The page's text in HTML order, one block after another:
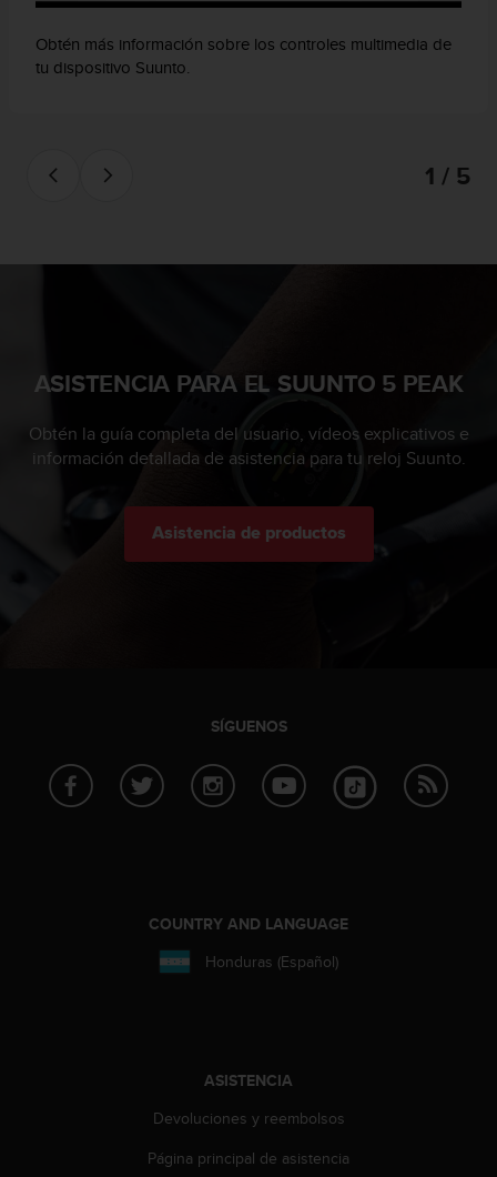
Obtén más información sobre los controles multimedia de
tu dispositivo Suunto.
1 / 5
ASISTENCIA PARA EL SUUNTO 5 PEAK
Obtén la guía completa del usuario, vídeos explicativos e
información detallada de asistencia para tu reloj Suunto.
Asistencia de productos
SÍGUENOS
COUNTRY AND LANGUAGE
Honduras (Español)
ASISTENCIA
Devoluciones y reembolsos
Página principal de asistencia